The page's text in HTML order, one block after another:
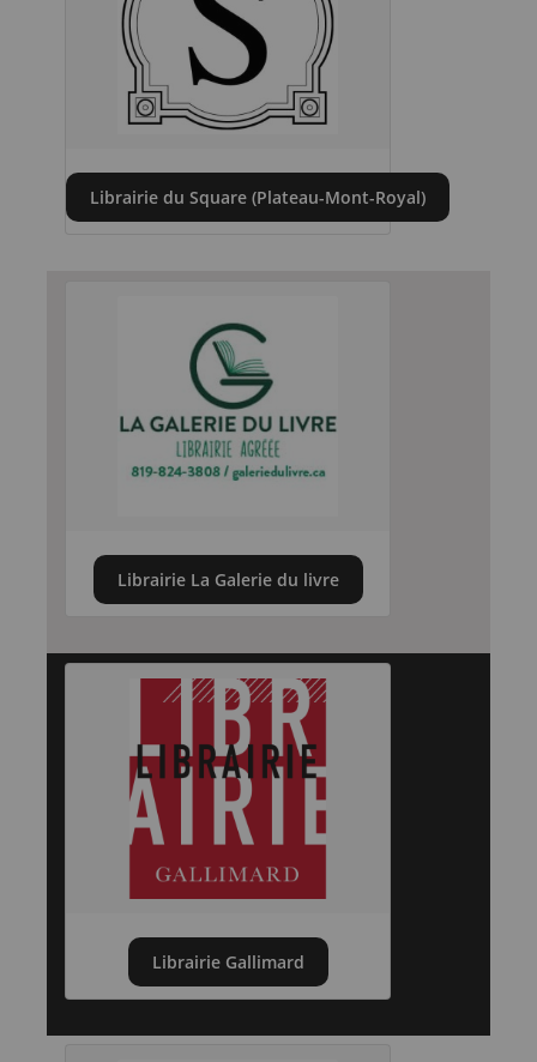
Librairie du Square (Plateau-Mont-Royal)
Librairie La Galerie du livre
Librairie Gallimard